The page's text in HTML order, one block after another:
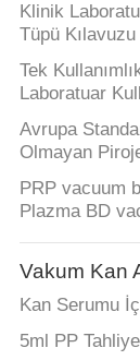
BIZIMLE
GEÇIN
BIR
TEKLIF
ISTEĞI
SITE
HARITASI
Klinik
Tüpü Kılavuzu
Tek
Laboratuar
Avrupa
Olmayan
PRP vacuum
Plazma BD
Vakum Kan
Kan Serumu
5ml PP